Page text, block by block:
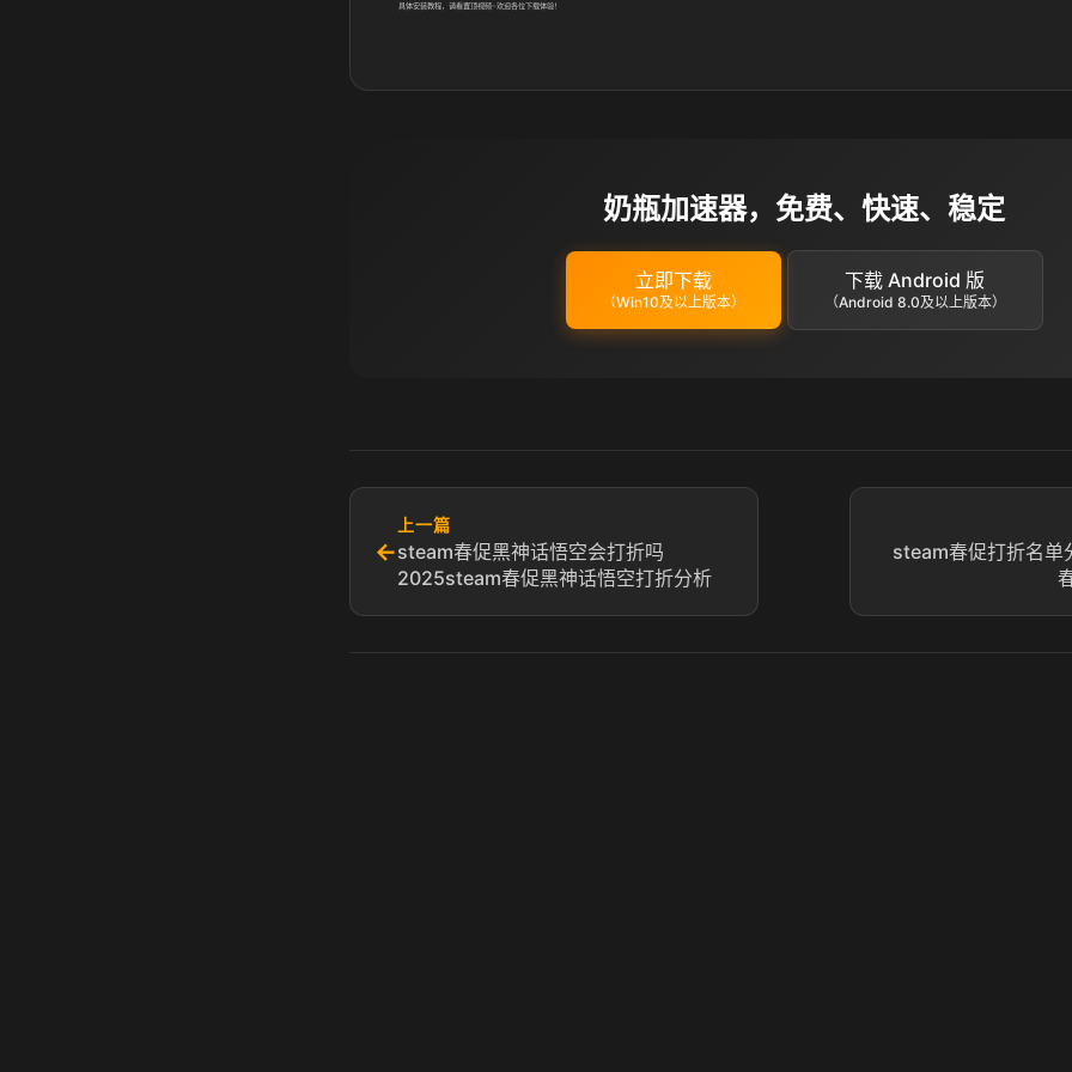
具体安装教程，请看置顶视频~欢迎各位下载体验！
奶瓶加速器，免费、快速、稳定
立即下载
（Win10及以上版本）
下载 Android 版
（Android 8.0及以上版本）
←
上一篇
steam春促黑神话悟空会打折吗
2025steam春促黑神话悟空打折分析
steam春促打折名